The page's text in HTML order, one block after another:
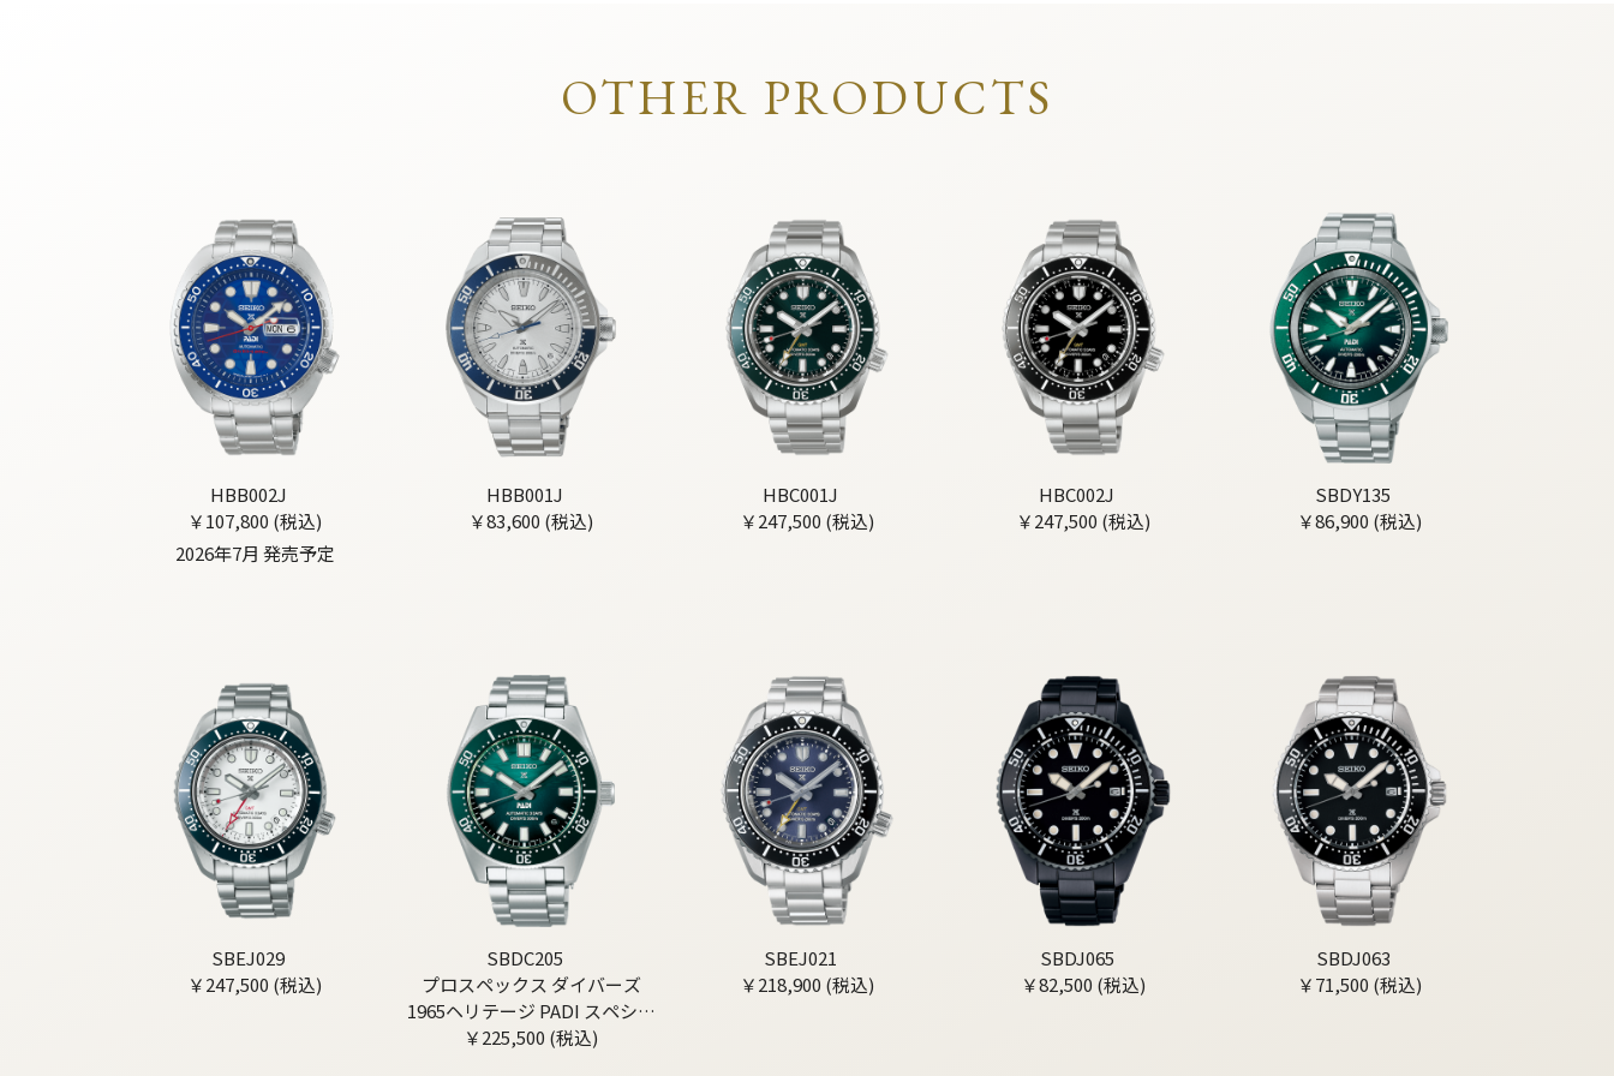
OTHER PRODUCTS
HBB002J
￥107,800 (税込)
2026年7月 発売予定
HBB001J
￥83,600 (税込)
HBC001J
￥247,500 (税込)
HBC002J
￥247,500 (税込)
SBDY135
￥86,900 (税込)
SBEJ029
￥247,500 (税込)
SBDC205
プロスペックス ダイバーズ
1965ヘリテージ PADI スペシャ
ルエディション
￥225,500 (税込)
SBEJ021
￥218,900 (税込)
SBDJ065
￥82,500 (税込)
SBDJ063
￥71,500 (税込)